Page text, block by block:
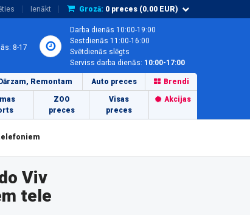
Ienākt Grozā: 0 preces (0.00 EUR)
8-17
Darba dienās 10:00-19:00
Sestdienās 11:00-16:00
Svētdienās slēgts
Serviss darba dienās: 10:00-17:00
Remontam Auto preces Brendi
ZOO
preces
Visas
preces
Akcijas
Viv
tele